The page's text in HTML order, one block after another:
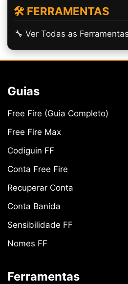
🛠️ FERRAMENTAS
🔧 Ver Todas as Ferramentas
Guias
Free Fire (Guia Completo)
Free Fire Max
Codiguin FF
Conta Free Fire
Recuperar Conta
Conta Banida
Sensibilidade FF
Nomes FF
Ferramentas